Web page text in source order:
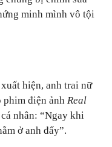
minh mình vô tội
hiện, anh trai nữ
phim điện ảnh Real
nhân: “Ngay khi
ở anh đấy”.